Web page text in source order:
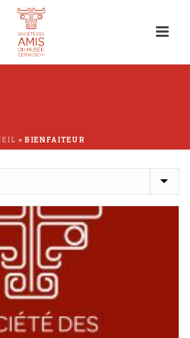
» BIENFAITEUR